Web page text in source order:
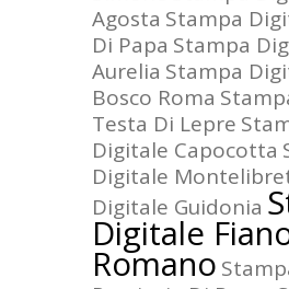
Agosta Stampa
Di Papa Stampa
Aurelia Stampa
Bosco Roma
Testa Di Lepre
Digitale Capocotta
Digitale
Digitale Guidonia
Digitale
Romano